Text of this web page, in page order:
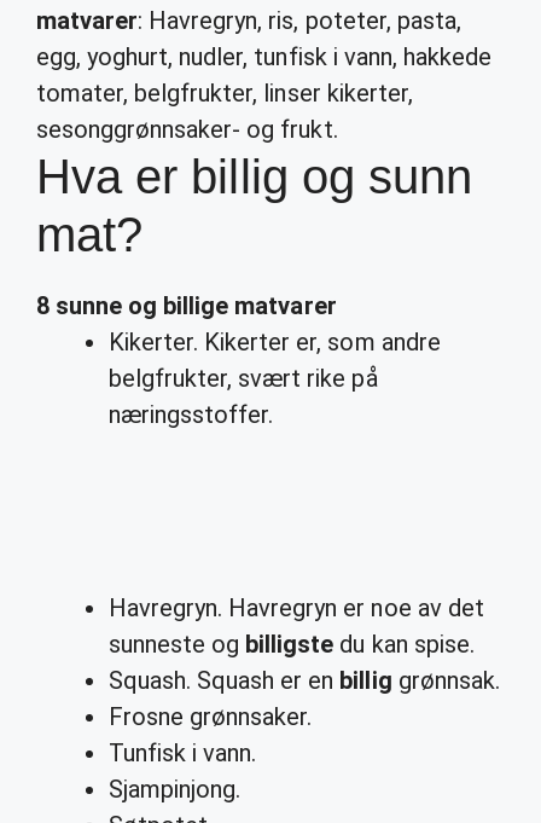
matvarer: Havregryn, ris, poteter, pasta,
egg, yoghurt, nudler, tunfisk i vann, hakkede
tomater, belgfrukter, linser kikerter,
sesonggrønnsaker- og frukt.
Hva er billig og sunn
mat?
8 sunne og billige matvarer
Kikerter. Kikerter er, som andre
belgfrukter, svært rike på
næringsstoffer.
Havregryn. Havregryn er noe av det
sunneste og billigste du kan spise.
Squash. Squash er en billig grønnsak.
Frosne grønnsaker.
Tunfisk i vann.
Sjampinjong.